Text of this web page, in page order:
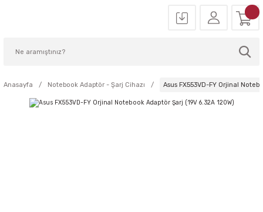
Anasayfa Notebook Adaptör - Şarj Cihazı Asus FX553VD-FY Orjinal